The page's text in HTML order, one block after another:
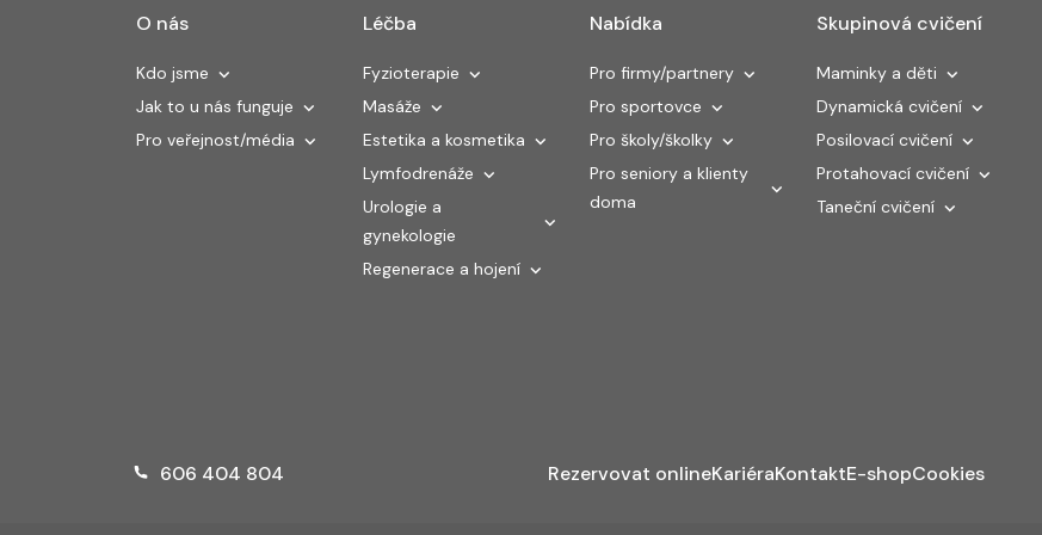
O nás
Kdo jsme
Jak to u nás funguje
Pro veřejnost/média
Léčba
Fyzioterapie
Masáže
Estetika a kosmetika
Lymfodrenáže
Urologie a
gynekologie
Regenerace a hojení
Nabídka
Pro firmy/partnery
Pro sportovce
Pro školy/školky
Pro seniory a klienty
doma
Skupinová cvičení
Maminky a děti
Dynamická cvičení
Posilovací cvičení
Protahovací cvičení
Taneční cvičení
606 404 804 Rezervovat onlineKariéraKontaktE-shopCookies